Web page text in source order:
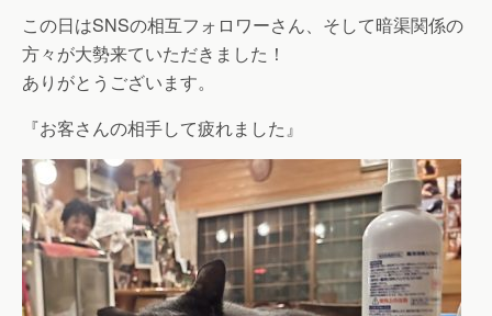
この日はSNSの相互フォロワーさん、そして暗渠関係の
方々が大勢来ていただきました！
ありがとうございます。
『お客さんの相手して疲れました』